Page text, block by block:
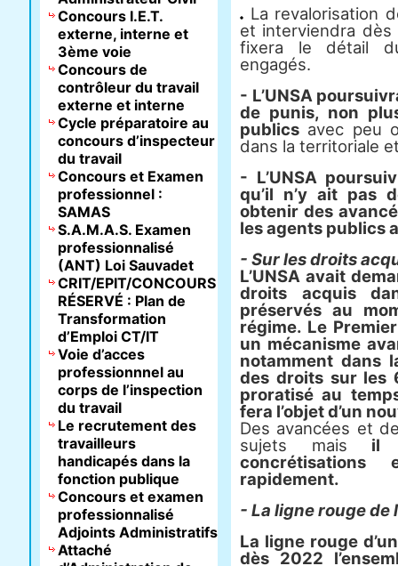
La revalorisation
et interviendra dès
fixera le détail
engagés.
- L’UNSA
de punis, non
publics avec peu
dans la territoriale
- L’UNSA
qu’il n’y ait pas
obtenir des
les agents publics
- Sur les droits
L’UNSA avait
droits acquis
préservés au
régime. Le
un mécanisme
notamment dans
des droits sur les
proratisé au
fera l’objet d’un
Des avancées et
sujets mais il
rapidement.
- La ligne rouge de
La ligne rouge
dès 2022
Concours I.E.T.
externe, interne et
3ème voie
Concours de
contrôleur du travail
externe et interne
Cycle préparatoire au
concours d’inspecteur
du travail
Concours et Examen
professionnel :
SAMAS
S.A.M.A.S. Examen
professionnalisé
(ANT) Loi Sauvadet
CRIT/EPIT/CONCOURS
RÉSERVÉ : Plan de
Transformation
d’Emploi CT/IT
Voie d’acces
professionnnel au
corps de l’inspection
du travail
Le recrutement des
travailleurs
handicapés dans la
fonction publique
Concours et examen
professionnalisé
Adjoints Administratifs
Attaché